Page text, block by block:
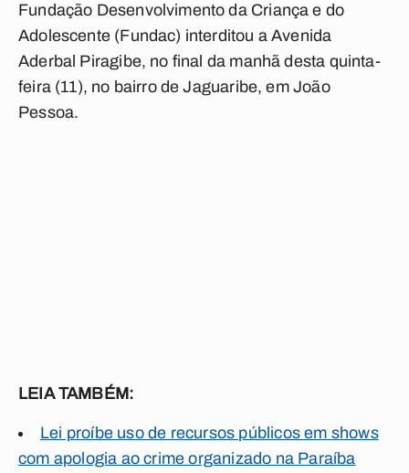
Fundação Desenvolvimento da Criança e do
Adolescente (Fundac) interditou a Avenida
Aderbal Piragibe, no final da manhã desta quinta-
feira (11), no bairro de Jaguaribe, em João
Pessoa.
LEIA TAMBÉM:
Lei proíbe uso de recursos públicos em shows
com apologia ao crime organizado na Paraíba